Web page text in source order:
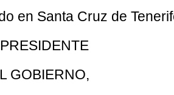
en Santa Cruz de
GOBIERNO,